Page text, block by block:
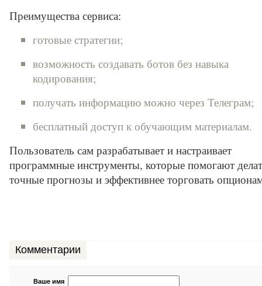
Преимущества сервиса:
готовые стратегии;
возможность создавать ботов без навыка
кодирования;
получать информацию можно через Телеграм;
бесплатный доступ к обучающим материалам.
Пользователь сам разрабатывает и настраивает
программные инструменты, которые помогают
точные прогнозы и эффективнее торговать
Комментарии
Ваше имя